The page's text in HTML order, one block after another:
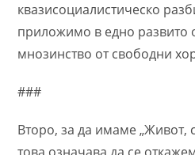
квазисоциалистическо
приложимо в едно развито
мнозинство от свободни
###
Второ, за да имаме „Живот,